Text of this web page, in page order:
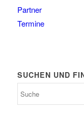
Partner
Termine
SUCHEN UND